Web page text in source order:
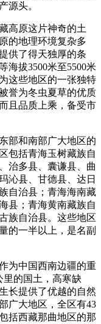
源头。
高原这片神奇的土
的地理环境复杂多
供了得天独厚的条
海拔3500米至5500米
这些地区的一张独特
誉为冬虫夏草的优质
且品质上乘，备受市
部和南部广大地区的
包括青海玉树藏族自
治多县、囊谦县、曲
沁县、甘德县、达日
自治县；青海海南藏
县；青海黄南藏族自
族自治县。这些地区
的一半以上，是名副
为中国西南边疆的重
里的国土，高寒缺
长提供了优越的自然
广大地区，全区有43
括西藏那曲地区的那